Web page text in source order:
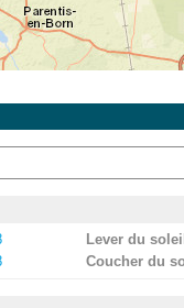
Lever du
Coucher du